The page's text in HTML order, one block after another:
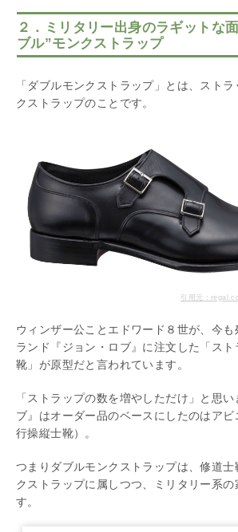
２．ミリタリー出身のラギットな
ブル”モンクストラップ
「ダブルモンクストラップ」とは、スト
クストラップのことです。
引用元：
ウィンザー公ことエドワード８世が、今
ランド『ジョン・ロブ』に注文した「スト
靴」が原型だと言われています。
「ストラップの数を増やしただけ」と思
ブ』はオーダー品のベースにしたのはア
行操縦士靴）。
つまりダブルモンクストラップは、修道
クストラップに属しつつ、ミリタリー系
す。